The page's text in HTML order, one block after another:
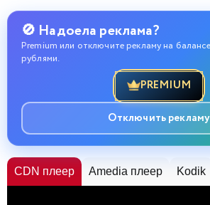
🚫 Надоела реклама?
Premium или отключите рекламу на
рублями.
PREMIUM
Отключить рекламу
CDN плеер Amedia плеер Kodik